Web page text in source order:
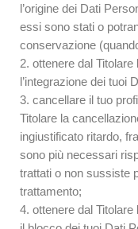
l’origine dei Dati
essi sono stati o
conservazione
2. ottenere dal
l’integrazione dei tuoi
3. cancellare il tuo
Titolare la
ingiustificato ritardo,
sono più necessari
trattati o non sussiste
trattamento;
4. ottenere dal